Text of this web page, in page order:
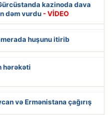
kazinoda dava
dəm vurdu - VİDEO
huşunu itirib
hərəkəti
və Ermənistana çağırış